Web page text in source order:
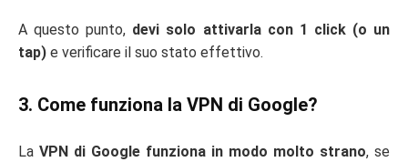
A questo punto, devi solo attivarla con 1 click (o un
tap) e verificare il suo stato effettivo.
3. Come funziona la VPN di Google?
La VPN di Google funziona in modo molto strano, se